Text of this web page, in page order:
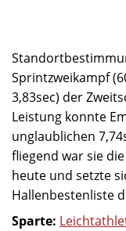
Sprintzweikampf
3,83sec) der
Leistung konnte
unglaublichen
fliegend war sie
heute und setzte
Hallenbestenliste
Sparte: